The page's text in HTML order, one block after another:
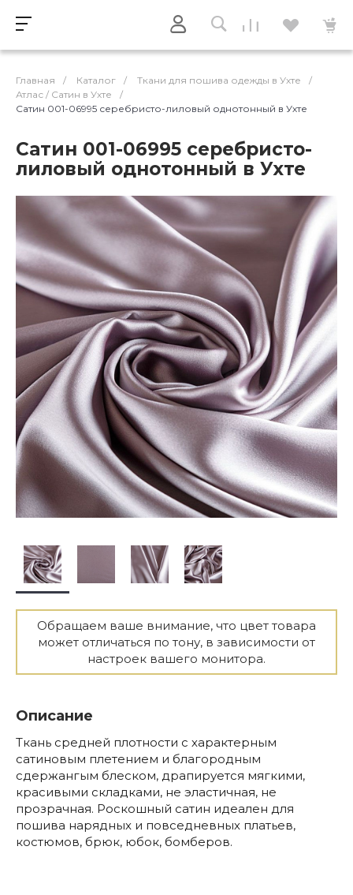
Главная / Каталог / Ткани для пошива одежды в Ухте
/
Атлас / Cатин в Ухте
/
Сатин 001-06995 серебристо-лиловый однотонный в Ухте
Сатин 001-06995 серебристо-
лиловый однотонный в Ухте
Обращаем ваше внимание, что цвет товара
может отличаться по тону, в зависимости от
настроек вашего монитора.
Описание
Ткань средней плотности с характерным
сатиновым плетением и благородным
сдержангым блеском, драпируется мягкими,
красивыми складками, не эластичная, не
прозрачная. Роскошный сатин идеален для
пошива нарядных и повседневных платьев,
костюмов, брюк, юбок, бомберов.